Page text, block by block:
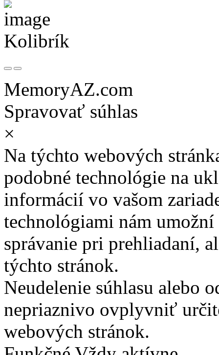
Kolibrík
MemoryAZ.com
Spravovať súhlas
×
Na týchto webových
podobné technológie na
informácií vo vašom
technológiami nám
správanie pri prehliadaní,
týchto stránok.
Neudelenie súhlasu alebo
nepriaznivo ovplyvniť
webových stránok.